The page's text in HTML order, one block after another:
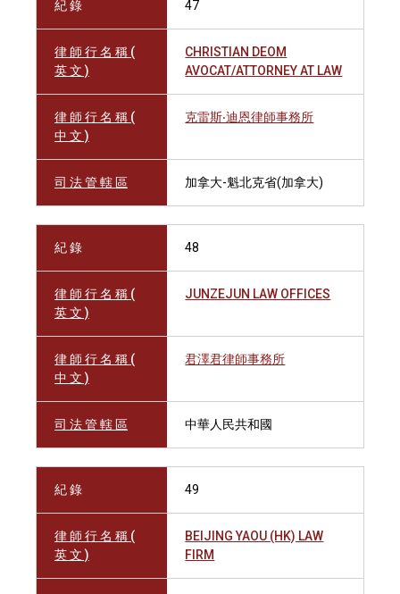
紀 錄 47
律 師 行 名 稱 (
英 文 )
CHRISTIAN DEOM
AVOCAT/ATTORNEY AT LAW
律 師 行 名 稱 (
中 文 )
克雷斯‧迪恩律師事務所
司 法 管 轄 區 加拿大-魁北克省(加拿大)
紀 錄 48
律 師 行 名 稱 (
英 文 )
JUNZEJUN LAW OFFICES
律 師 行 名 稱 (
中 文 )
君澤君律師事務所
司 法 管 轄 區 中華人民共和國
紀 錄 49
律 師 行 名 稱 (
英 文 )
BEIJING YAOU (HK) LAW
FIRM